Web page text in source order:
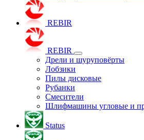
REBIR
REBIR
Дрели и шуруповёрты
Лобзики
Пилы дисковые
Рубанки
Смесители
Шлифмашины угловые и
Status